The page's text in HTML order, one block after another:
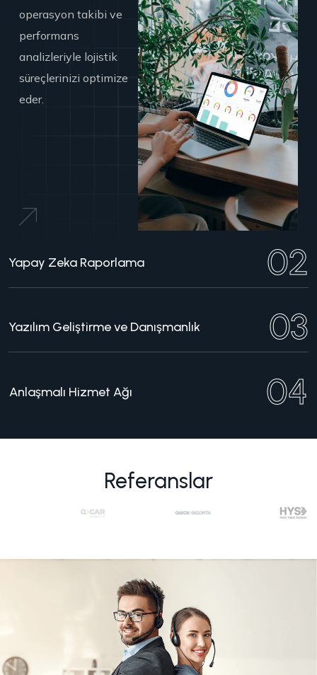
operasyon takibi ve
performans
analizleriyle lojistik
süreçlerinizi optimize
eder.
Yapay Zeka Raporlama 02
Yazılım Geliştirme ve Danışmanlık 03
Anlaşmalı Hizmet Ağı 04
Referanslar